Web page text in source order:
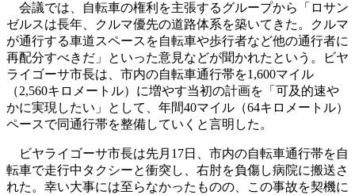
会議では、自転車の権利を主張するグループから「ロサン
ゼルスは長年、クルマ優先の道路体系を築いてきた。クルマ
が通行する車道スペースを自転車や歩行者など他の通行者に
再配分すべきだ」といった意見などが聞かれたという。ビヤ
ライゴーサ市長は、市内の自転車通行帯を1,600マイル
（2,560キロメートル）に増やす当初の計画を「可及的速や
かに実現したい」として、年間40マイル（64キロメートル）
ペースで同通行帯を整備していくと言明した。
ビヤライゴーサ市長は先月17日、市内の自転車通行帯を自
転車で走行中タクシーと衝突し、右肘を負傷し病院に搬送さ
れた。幸い大事には至らなかったものの、この事故を契機に